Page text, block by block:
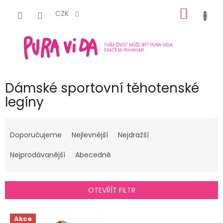
CZK
KOŠÍK
Dámské sportovní těhotenské
legíny
a
e
í
r
o
Doporučujeme Nejlevnější
Nejdražší
Nejprodávanější
Abecedně
OTEVŘÍT FILTR
V Akce